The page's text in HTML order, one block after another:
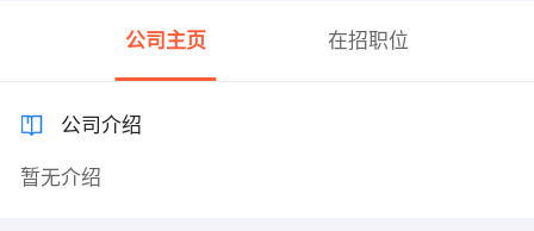
公司主页 在招职位
公司介绍
暂无介绍